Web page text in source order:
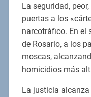
La seguridad,
puertas a los
narcotráfico. En el
de Rosario, a los
moscas,
homicidios más
La justicia alcanza